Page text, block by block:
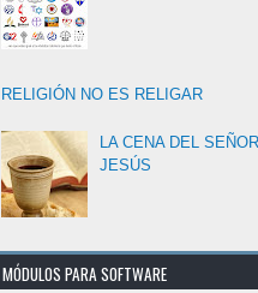
RELIGIÓN NO ES RELIGAR
LA CENA DEL SEÑOR
JESÚS
MÓDULOS PARA SOFTWARE